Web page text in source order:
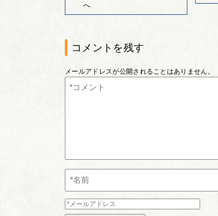
へ
コメントを残す
メールアドレスが公開されることはありません。